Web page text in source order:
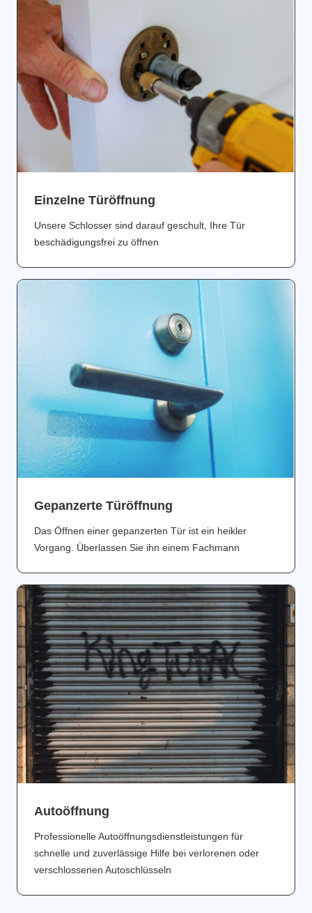
Einzelne Türöffnung
Unsere Schlosser sind darauf geschult, Ihre Tür
beschädigungsfrei zu öffnen
Gepanzerte Türöffnung
Das Öffnen einer gepanzerten Tür ist ein heikler
Vorgang. Überlassen Sie ihn einem Fachmann
Аutoöffnung
Professionelle Autoöffnungsdienstleistungen für
schnelle und zuverlässige Hilfe bei verlorenen oder
verschlossenen Autoschlüsseln